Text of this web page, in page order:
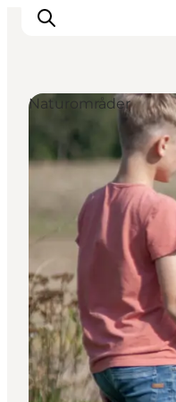
Inspirasjon
Reisemål
Aktiviteter
Overnatting
Planlegg reisen
Naturområder